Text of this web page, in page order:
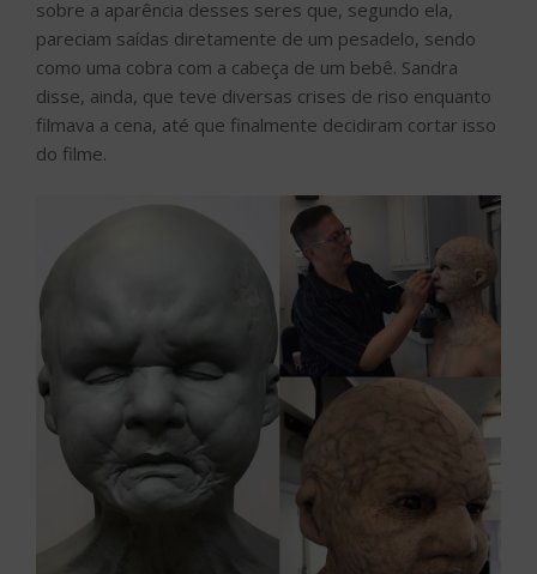
sobre a aparência desses seres que, segundo ela,
pareciam saídas diretamente de um pesadelo, sendo
como uma cobra com a cabeça de um bebê. Sandra
disse, ainda, que teve diversas crises de riso enquanto
filmava a cena, até que finalmente decidiram cortar isso
do filme.